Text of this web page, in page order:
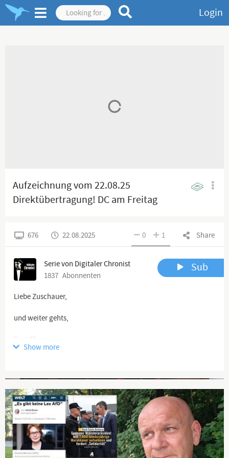
Login
Aufzeichnung vom 22.08.25
Direktübertragung! DC am Freitag
Share
0 1
676 22.08.2025
Serie von Digitaler Chronist
1837 Abonnenten
Sub
Liebe Zuschauer,
und weiter gehts,
Euer Thomas
Bitte abonniert unsere Alternativ-Kanäle odysee, Bitchute,
https://odysee.com/@Digitaler.Chronist:8
https://www.bitchute.com/channel/TIIWbiMf6vvT...
Show more